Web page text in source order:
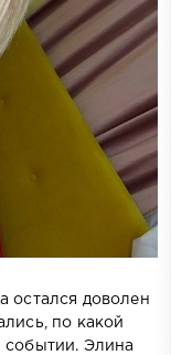
остался доволен
по какой
событии. Элина